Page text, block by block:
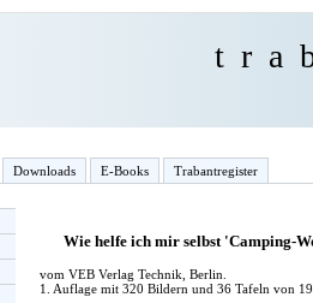
Downloads E-Books Trabantregister
Wie helfe ich mir selbst 'Camping-
vom VEB Verlag Technik, Berlin.
1. Auflage mit 320 Bildern und 36 Tafeln von